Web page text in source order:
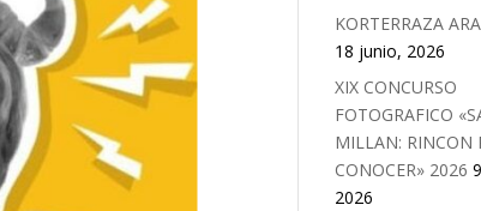
KORTERRAZA
18 junio, 2026
XIX CONCURSO
FOTOGRAFICO
MILLAN: RINCON
CONOCER» 2026
2026